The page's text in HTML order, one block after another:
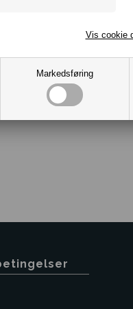
Markedsføring
Vis cookie